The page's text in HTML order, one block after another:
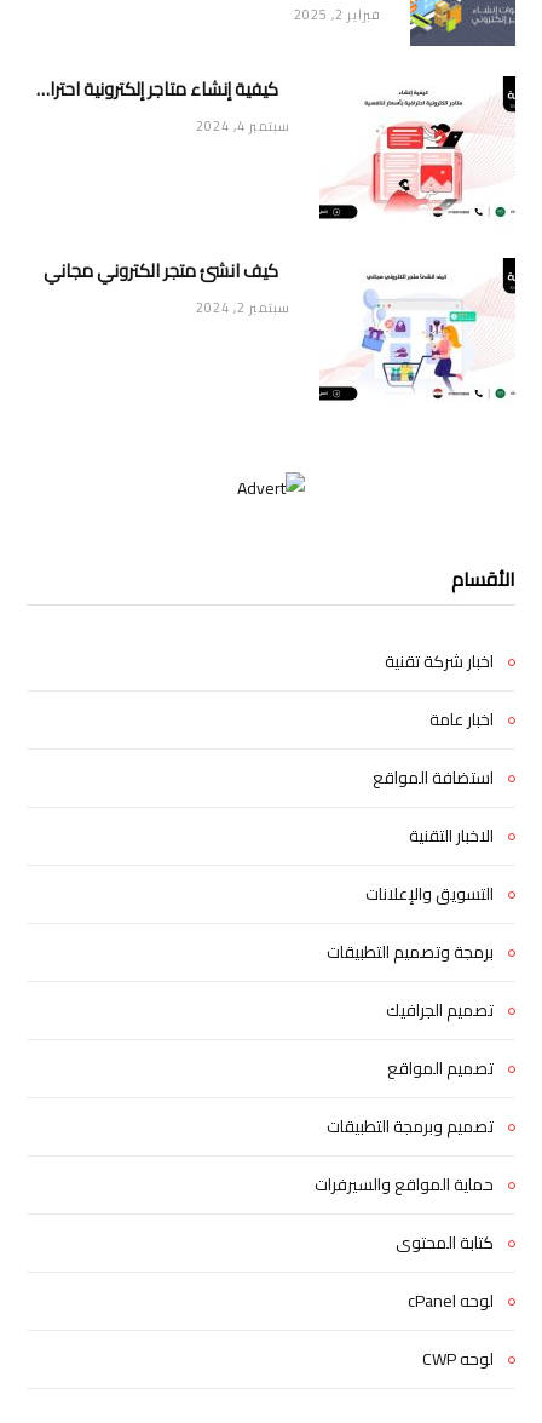
فبراير 2, 2025
كيفية إنشاء متاجر إلكترونية احترافية بأسعار تنافسية
سبتمبر 4, 2024
كيف انشئ متجر الكتروني مجاني
سبتمبر 2, 2024
الأقسام
اخبار شركة تقنية
اخبار عامة
استضافة المواقع
الاخبار التقنية
التسويق والإعلانات
برمجة وتصميم التطبيقات
تصميم الجرافيك
تصميم المواقع
تصميم وبرمجة التطبيقات
حماية المواقع والسيرفرات
كتابة المحتوى
لوحه cPanel
لوحه CWP